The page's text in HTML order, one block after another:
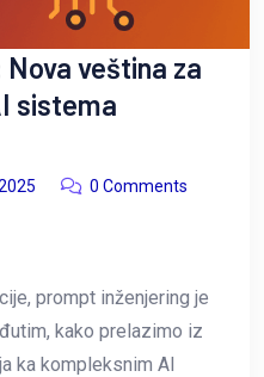
veština za
sistema
0 Comments
prompt inženjering je
kako prelazimo iz
ka kompleksnim AI